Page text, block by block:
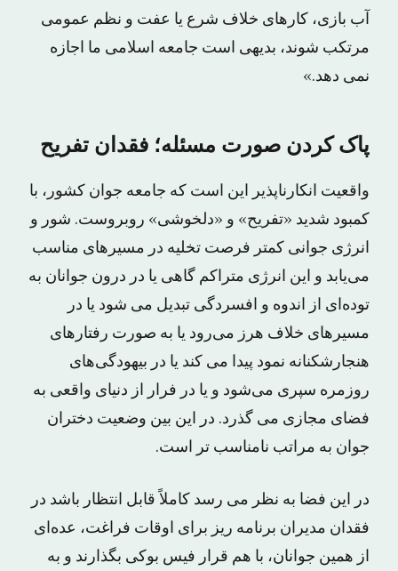
آب بازی، کارهای خلاف شرع یا عفت و نظم عمومی
مرتکب شوند، بدیهی است جامعه اسلامی ما اجازه
نمی دهد.»
پاک کردن صورت مسئله؛ فقدان تفریح
واقعیت انکارناپذیر این است که جامعه جوان کشور، با
کمبود شدید «تفریح» و «دلخوشی» روبروست. شور و
انرژی جوانی کمتر فرصت تخلیه در مسیرهای مناسب
می‌یابد و این انرژی متراکم گاهی یا در درون جوانان به
توده‌ای از اندوه و افسردگی تبدیل می شود یا در
مسیرهای خلاف هرز می‌رود یا به صورت رفتارهای
هنجارشکنانه‌ نمود پیدا می کند یا در بیهودگی‌های
روزمره سپری می‌‌شود و یا در فرار از دنیای واقعی به
فضای مجازی می گذرد. در این بین وضعیت دختران
جوان به مراتب نامناسب تر است.
در این فضا به نظر می رسد کاملاً قابل انتظار باشد در
فقدان مدیران برنامه ریز برای اوقات فراغت، عده‌ای
از همین جوانان‌، با هم قرار فیس بوکی بگذارند و به